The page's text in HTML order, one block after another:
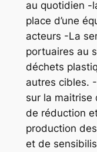
au quotidien -
place d’une
acteurs -La
portuaires au
déchets
autres cibles.
sur la maitrise
de réduction
production
et de